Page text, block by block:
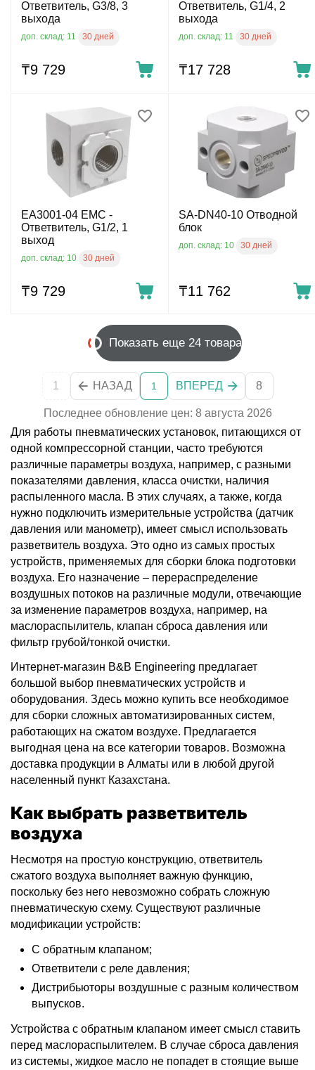
Ответвитель, G3/8, 3
выхода
доп. склад: 11 30 дней
₸9 729
Ответвитель, G1/4, 2
выхода
доп. склад: 11 30 дней
₸17 728
EA3001-04 EMC -
Ответвитель, G1/2, 1
выход
доп. склад: 10 30 дней
₸9 729
SA-DN40-10 Отводной
блок
доп. склад: 10 30 дней
₸11 762
Показать еще 24 товара
1 НАЗАД 1 ВПЕРЕД 8
Последнее обновление цен: 8 августа 2026
Для работы пневматических установок, питающихся от
одной компрессорной станции, часто требуются
различные параметры воздуха, например, с разными
показателями давления, класса очистки, наличия
распыленного масла. В этих случаях, а также, когда
нужно подключить измерительные устройства (датчик
давления или манометр), имеет смысл использовать
разветвитель воздуха. Это одно из самых простых
устройств, применяемых для сборки блока подготовки
воздуха. Его назначение – перераспределение
воздушных потоков на различные модули, отвечающие
за изменение параметров воздуха, например, на
маслораспылитель, клапан сброса давления или
фильтр грубой/тонкой очистки.
Интернет-магазин B&B Engineering предлагает
большой выбор пневматических устройств и
оборудования. Здесь можно купить все необходимое
для сборки сложных автоматизированных систем,
работающих на сжатом воздухе. Предлагается
выгодная цена на все категории товаров. Возможна
доставка продукции в Алматы или в любой другой
населенный пункт Казахстана.
Как выбрать разветвитель
воздуха
Несмотря на простую конструкцию, ответвитель
сжатого воздуха выполняет важную функцию,
поскольку без него невозможно собрать сложную
пневматическую схему. Существуют различные
модификации устройств:
С обратным клапаном;
Ответвители с реле давления;
Дистрибьюторы воздушные с разным количеством
выпусков.
Устройства с обратным клапаном имеет смысл ставить
перед маслораспылителем. В случае сброса давления
из системы, жидкое масло не попадет в стоящие выше